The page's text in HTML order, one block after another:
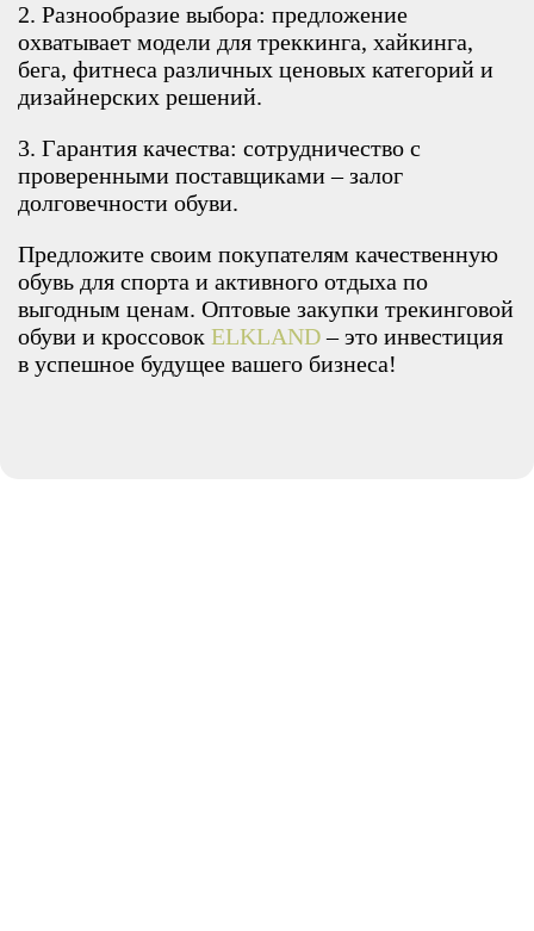
2. Разнообразие выбора: предложение
охватывает модели для треккинга, хайкинга,
бега, фитнеса различных ценовых категорий и
дизайнерских решений.
3. Гарантия качества: сотрудничество с
проверенными поставщиками – залог
долговечности обуви.
Предложите своим покупателям качественную
обувь для спорта и активного отдыха по
выгодным ценам. Оптовые закупки трекинговой
обуви и кроссовок ELKLAND– это инвестиция
в успешное будущее вашего бизнеса!